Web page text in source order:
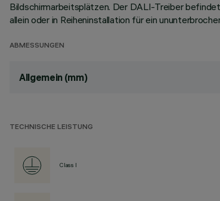
Bildschirmarbeitsplätzen. Der DALI-Treiber
allein oder in Reiheninstallation für ein
ABMESSUNGEN
Allgemein (mm)
TECHNISCHE LEISTUNG
Class I